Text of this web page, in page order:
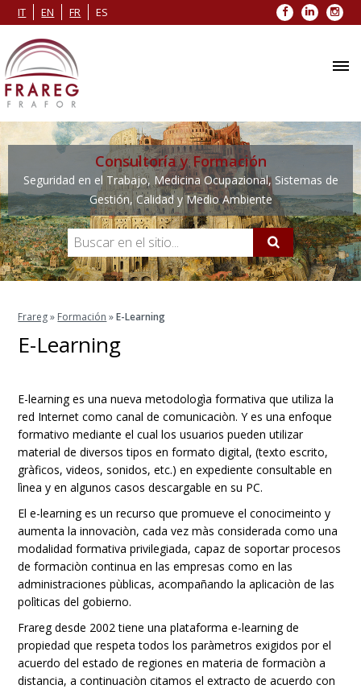
IT EN FR ES Facebook
LinkedIn
Consultoría y Formación
Seguridad en el Trabajo, Medicina Ocupazional, Sistemas de
Gestión, Calidad y Medio Ambiente
Frareg» Formación »E-Learning
E-Learning
E-learning es una nueva metodologìa formativa que utiliza la
red Internet como canal de comunicaciòn. Y es una enfoque
formativo mediante el cual los usuarios pueden utilizar
material de diversos tipos en formato digital, (texto escrito,
gràficos, videos, sonidos, etc.) en expediente consultable en
lìnea y en algunos casos descargable en su PC.
El e-learning es un recurso que promueve el conocimeinto y
aumenta la innovaciòn, cada vez màs considerada como una
modalidad formativa privilegiada, capaz de soportar procesos
de formaciòn continua en las empresas como en las
administraciones pùblicas, acompañando la aplicaciòn de las
polìticas del gobierno.
Frareg desde 2002 tiene una plataforma e-learning de
propiedad que respeta todos los paràmetros exigidos por el
acuerdo del estado de regiones en materia de formaciòn a
distancia, a continuaciòn citamos el extracto de acuerdo con